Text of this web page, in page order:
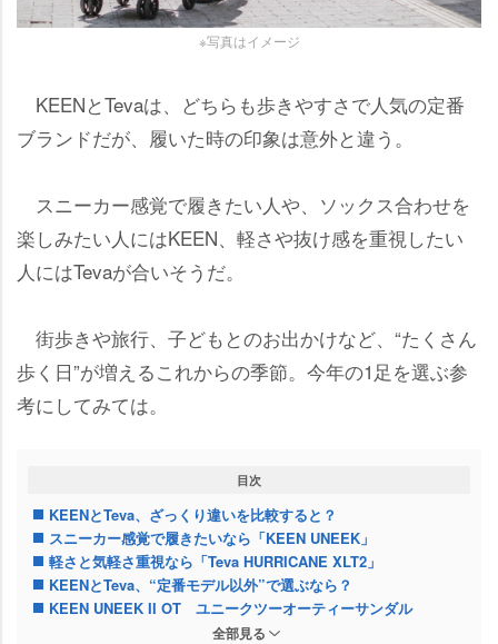
※写真はイメージ
KEENとTevaは、どちらも歩きやすさで人気の定番
ブランドだが、履いた時の印象は意外と違う。
スニーカー感覚で履きたい人や、ソックス合わせを
楽しみたい人にはKEEN、軽さや抜け感を重視したい
人にはTevaが合いそうだ。
街歩きや旅行、子どもとのお出かけなど、“たくさん
歩く日”が増えるこれからの季節。今年の1足を選ぶ参
考にしてみては。
目次
KEENとTeva、ざっくり違いを比較すると？
スニーカー感覚で履きたいなら「KEEN UNEEK」
軽さと気軽さ重視なら「Teva HURRICANE XLT2」
KEENとTeva、“定番モデル以外”で選ぶなら？
KEEN UNEEK II OT ユニークツーオーティーサンダル
TEVA(テバ) レディース Hurricane Xlt2 Ampsoleサンダル
全部見る